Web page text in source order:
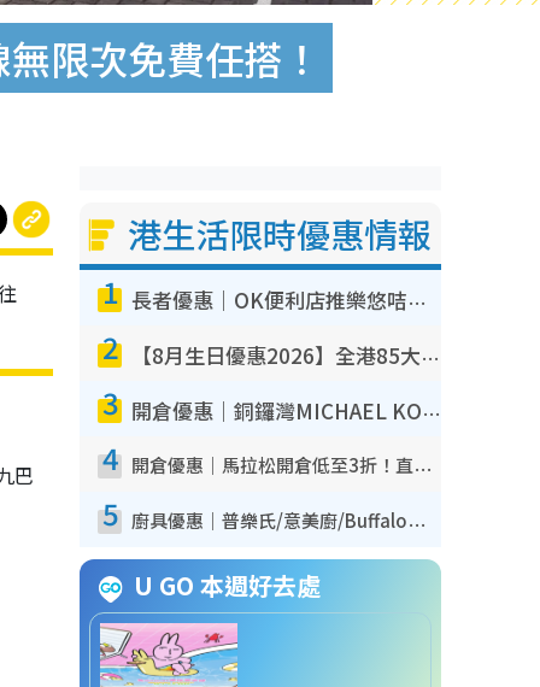
限次免費任搭！
巴
港生活限時優惠情報
1 長者優惠｜OK便利店推樂悠咭優惠！買麵包/牛奶/保健品拍卡即減
2 【8月生日優惠2026】全港85大食買玩著數攻略 自助餐/火鍋放題同行免費＋誠品/DONKI送現金券
3 開倉優惠｜銅鑼灣MICHAEL KORS開倉低至17折！直擊$500起買手袋/銀包/鞋款 必買經典Jet Set系列
4 開倉優惠｜馬拉松開倉低至3折！直擊$99起買adidas／New Balance／Puma鞋款 STANLEY保溫杯劈價至$119起
5 廚具優惠｜普樂氏/意美廚/Buffalo廚具低至3折！$89起買煎鍋／炒鑊／個人鍋 同場小家電激減至$99起
U GO 本週好去處